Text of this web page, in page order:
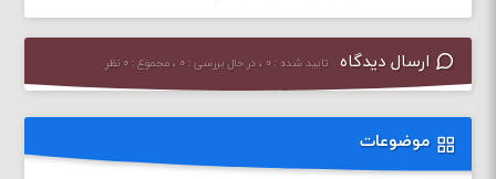
ارسال دیدگاه تایید شده : ۰ ، در حال بررسی : ۰ ، مجموع : ۰ نظر
موضوعات